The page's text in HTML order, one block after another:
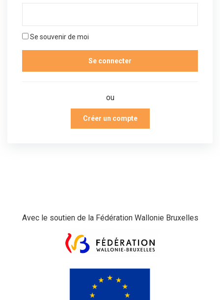
Se souvenir de moi
ou
Créer un compte
Avec le soutien de la Fédération Wallonie Bruxelles